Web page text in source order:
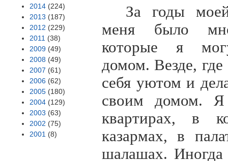
2014 (224)
2013 (187)
2012 (229)
2011 (38)
2009 (49)
2008 (49)
2007 (61)
2006 (62)
2005 (180)
2004 (129)
2003 (63)
2002 (75)
2001 (8)
За годы
меня было
которые я
домом. Везде, где
себя уютом и
своим домом. Я
квартирах, в
казармах, в
шалашах. Иногда